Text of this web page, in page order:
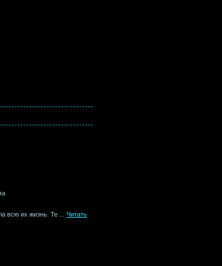
всю их жизнь. Те
Читать